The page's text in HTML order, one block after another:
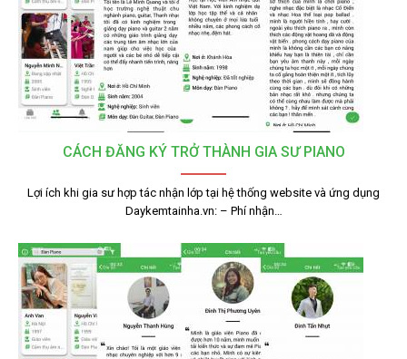
CÁCH ĐĂNG KÝ TRỞ THÀNH GIA SƯ PIANO
Lợi ích khi gia sư hợp tác nhận lớp tại hệ thống website và ứng dụng
Daykemtainha.vn: – Phí nhận…